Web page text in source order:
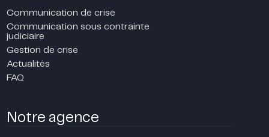
Communication de crise
Communication sous contrainte
judiciaire
Gestion de crise
Actualités
FAQ
Notre agence